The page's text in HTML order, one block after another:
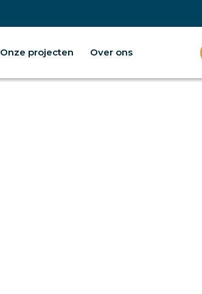
Onze projecten Over ons